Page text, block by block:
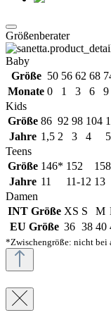
Größenberater
Baby
Größe 50 56 62 68
Monate 0 1 3 6 9
Kids
Größe 86 92 98 104
Jahre 1,5 2 3 4 5
Teens
Größe 146* 152
Jahre 11 11-12 13
Damen
INT Größe XS S M
EU Größe 36 38 40
*Zwischengröße: nicht bei